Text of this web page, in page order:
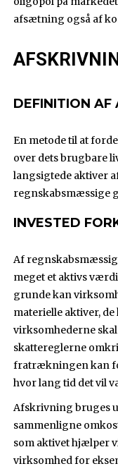
afsætning også af
DEFINITION AF
En metode til at
over dets brugbare
langsigtede aktiver
regnskabsmæssige
INVESTED
Af
meget et aktivs
grunde kan
materielle aktiver,
virksomhederne
skattereglerne
fratrækningen kan
hvor lang tid det vil
Afskrivning bruges
sammenligne
som aktivet hjælper
virksomhed for